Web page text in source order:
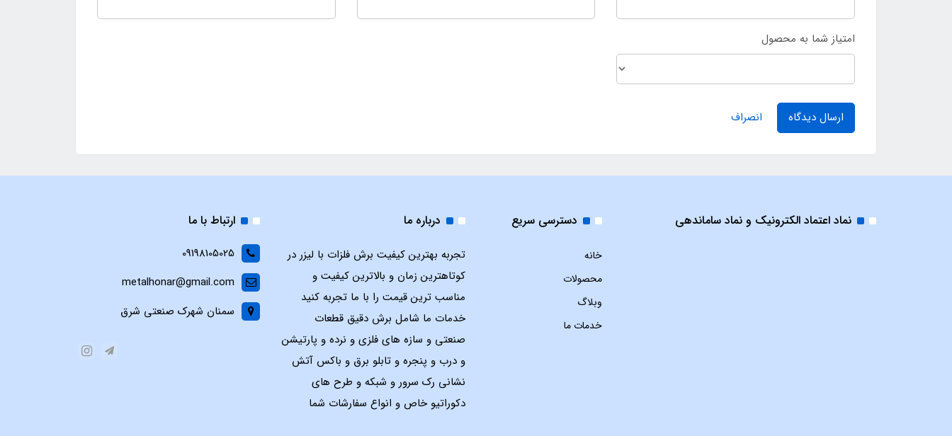
امتیاز شما به محصول
ارسال دیدگاه انصراف
نماد اعتماد الکترونیک و نماد ساماندهی دسترسی سریع
خانه
محصولات
وبلاگ
خدمات ما
درباره ما
تجربه بهترین کیفیت برش فلزات با لیزر در
کوتاهترین زمان و بالاترین کیفیت و
مناسب ترین قیمت را با ما تجربه کنید
خدمات ما شامل برش دقیق قطعات
صنعتی و سازه های فلزی و نرده و پارتیشن
و درب و پنجره و تابلو برق و باکس آتش
نشانی رک سرور و شبکه و طرح های
دکوراتیو خاص و انواع سفارشات شما
ارتباط با ما
09198105025
metalhonar@gmail.com
سمنان شهرک صنعتی شرق